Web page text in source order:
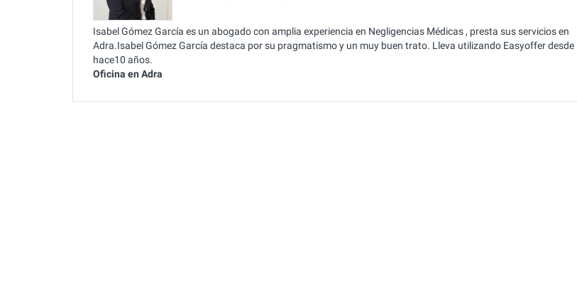
Isabel Gómez García es un abogado con amplia experiencia en Negligencias Médicas , presta sus servicios en
Adra.Isabel Gómez García destaca por su pragmatismo y un muy buen trato. Lleva utilizando Easyoffer desde
hace10 años.
Oficina en Adra